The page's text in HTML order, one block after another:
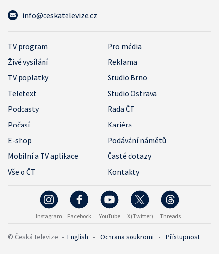
info@ceskatelevize.cz
TV program
Pro média
Živé vysílání
Reklama
TV poplatky
Studio Brno
Teletext
Studio Ostrava
Podcasty
Rada ČT
Počasí
Kariéra
E-shop
Podávání námětů
Mobilní a TV aplikace
Časté dotazy
Vše o ČT
Kontakty
Instagram Facebook YouTube X (Twitter) Threads
© Česká televize • English • Ochrana soukromí • Přístupnost